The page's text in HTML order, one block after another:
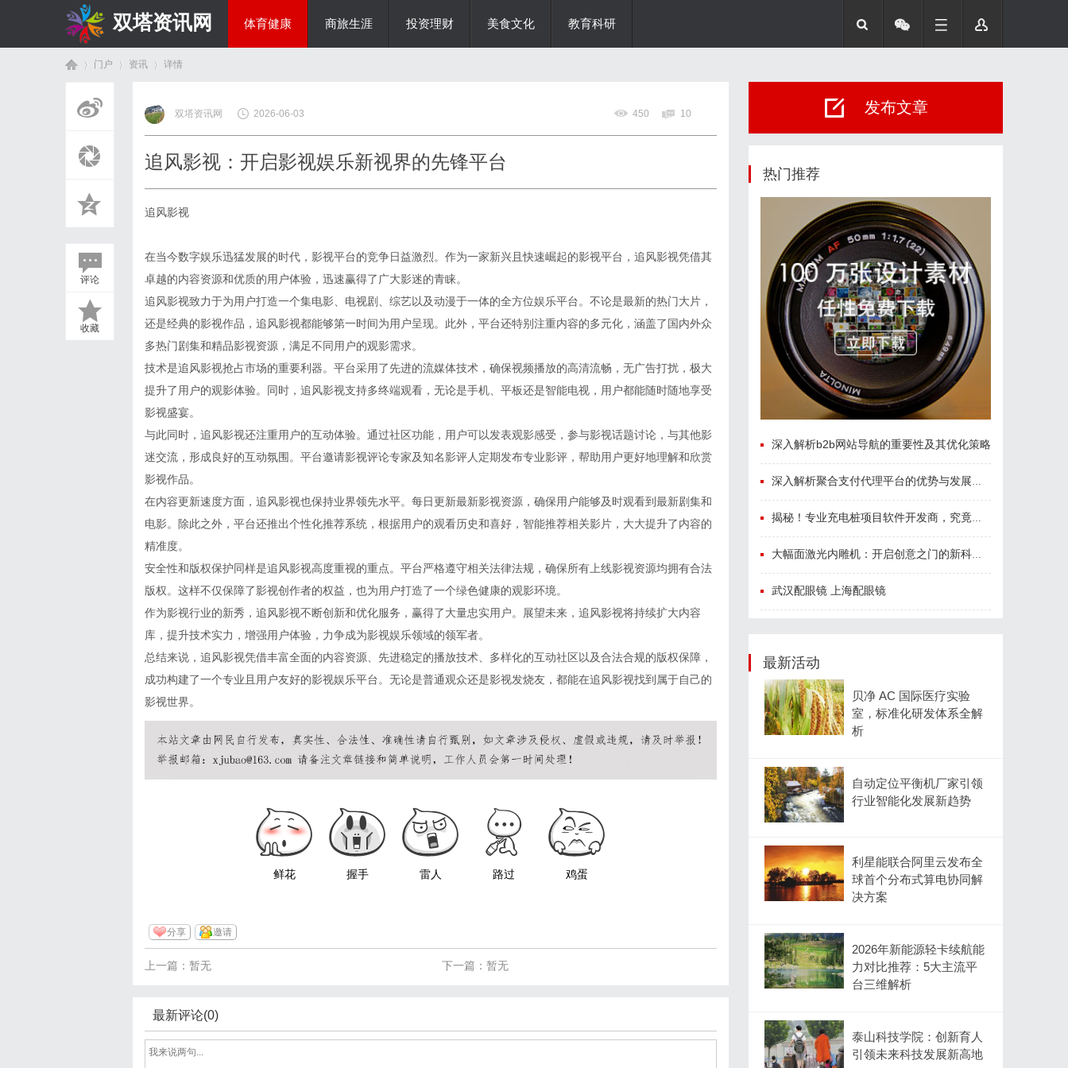
双塔资讯网 体育健康 商旅生涯 投资理财 美食文化 教育科研
门户 资讯
›
详情
评论
收藏
双塔资讯网 2026-06-03 450 10
追风影视：开启影视娱乐新视界的先锋平台
追风影视
在当今数字娱乐迅猛发展的时代，影视平台的竞争日益激烈。作为一家新兴且快速崛起的影视平台，追风影视凭借其
卓越的内容资源和优质的用户体验，迅速赢得了广大影迷的青睐。
追风影视致力于为用户打造一个集电影、电视剧、综艺以及动漫于一体的全方位娱乐平台。不论是最新的热门大片，
还是经典的影视作品，追风影视都能够第一时间为用户呈现。此外，平台还特别注重内容的多元化，涵盖了国内外众
多热门剧集和精品影视资源，满足不同用户的观影需求。
技术是追风影视抢占市场的重要利器。平台采用了先进的流媒体技术，确保视频播放的高清流畅，无广告打扰，极大
提升了用户的观影体验。同时，追风影视支持多终端观看，无论是手机、平板还是智能电视，用户都能随时随地享受
影视盛宴。
与此同时，追风影视还注重用户的互动体验。通过社区功能，用户可以发表观影感受，参与影视话题讨论，与其他影
迷交流，形成良好的互动氛围。平台邀请影视评论专家及知名影评人定期发布专业影评，帮助用户更好地理解和欣赏
影视作品。
在内容更新速度方面，追风影视也保持业界领先水平。每日更新最新影视资源，确保用户能够及时观看到最新剧集和
电影。除此之外，平台还推出个性化推荐系统，根据用户的观看历史和喜好，智能推荐相关影片，大大提升了内容的
精准度。
安全性和版权保护同样是追风影视高度重视的重点。平台严格遵守相关法律法规，确保所有上线影视资源均拥有合法
版权。这样不仅保障了影视创作者的权益，也为用户打造了一个绿色健康的观影环境。
作为影视行业的新秀，追风影视不断创新和优化服务，赢得了大量忠实用户。展望未来，追风影视将持续扩大内容
库，提升技术实力，增强用户体验，力争成为影视娱乐领域的领军者。
总结来说，追风影视凭借丰富全面的内容资源、先进稳定的播放技术、多样化的互动社区以及合法合规的版权保障，
成功构建了一个专业且用户友好的影视娱乐平台。无论是普通观众还是影视发烧友，都能在追风影视找到属于自己的
影视世界。
鲜花 握手 雷人 路过 鸡蛋
分享 邀请
下一篇：暂无
上一篇：暂无
最新评论(0)
发布文章
热门推荐
深入解析b2b网站导航的重要性及其优化策略
深入解析聚合支付代理平台的优势与发展趋势
揭秘！专业充电桩项目软件开发商，究竟藏着哪些行业秘诀？
大幅面激光内雕机：开启创意之门的新科技利器
武汉配眼镜 上海配眼镜
最新活动
贝净 AC 国际医疗实验
室，标准化研发体系全解
析
自动定位平衡机厂家引领
行业智能化发展新趋势
利星能联合阿里云发布全
球首个分布式算电协同解
决方案
2026年新能源轻卡续航能
力对比推荐：5大主流平
台三维解析
泰山科技学院：创新育人
引领未来科技发展新高地